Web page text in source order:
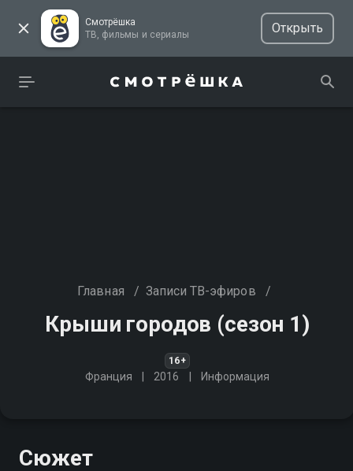
Смотрёшка
ТВ, фильмы и сериалы
Открыть
Главная / Записи ТВ-эфиров /
Крыши городов (сезон 1)
16+
Франция 2016 Информация
Сюжет